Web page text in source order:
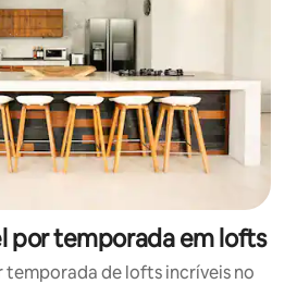
por temporada em lofts
temporada de lofts incríveis no